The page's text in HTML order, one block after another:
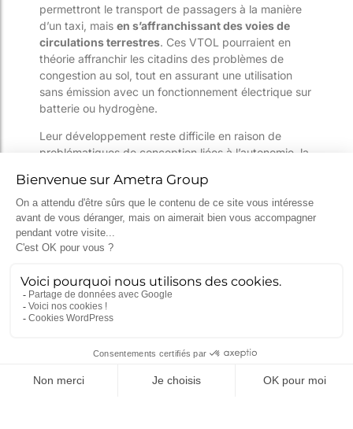
permettront le transport de passagers à la manière
d’un taxi, mais en s’affranchissant des voies de
circulations terrestres. Ces VTOL pourraient en
théorie affranchir les citadins des problèmes de
congestion au sol, tout en assurant une utilisation
sans émission avec un fonctionnement électrique sur
batterie ou hydrogène.
Leur développement reste difficile en raison de
problématiques de conception liées à l’autonomie, la
et l’acceptation sociale d’un tel mode de transport.